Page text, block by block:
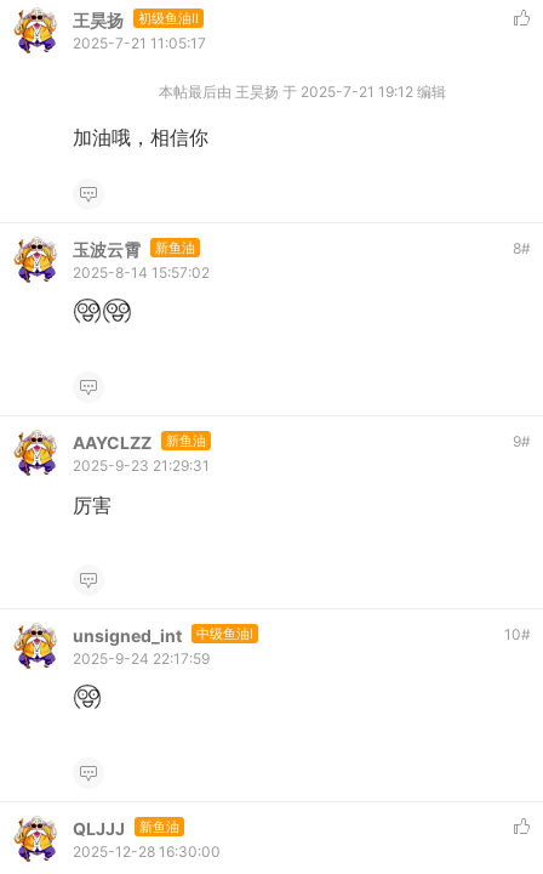
王昊扬 初级鱼油II
2025-7-21 11:05:17
本帖最后由 王昊扬 于 2025-7-21 19:12 编辑
加油哦，相信你
玉波云霄 新鱼油 8#
2025-8-14 15:57:02
AAYCLZZ 新鱼油 9#
2025-9-23 21:29:31
厉害
unsigned_int 中级鱼油I 10#
2025-9-24 22:17:59
QLJJJ 新鱼油
2025-12-28 16:30:00